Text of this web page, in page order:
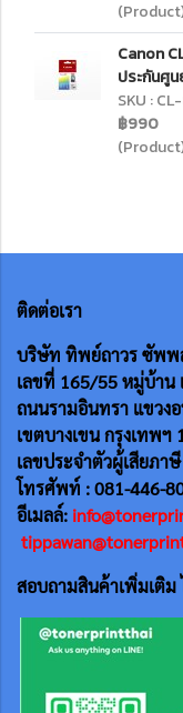
Canon
ประกันศู
SKU : CL-
฿990
ติดต่อเรา
บริษัท ทิพย์ถาวร ซัพพ
เลขที่ 165/55หมู่บ้าน
ถนนรามอินทรา แขวง
เขตบางเขน กรุงเทพฯ
เลขประจำตัวผู้เสียภา
โทรศัพท์ : 081-446-
อีเมลล์:
สอบถามสินค้าเพิ่มเติม